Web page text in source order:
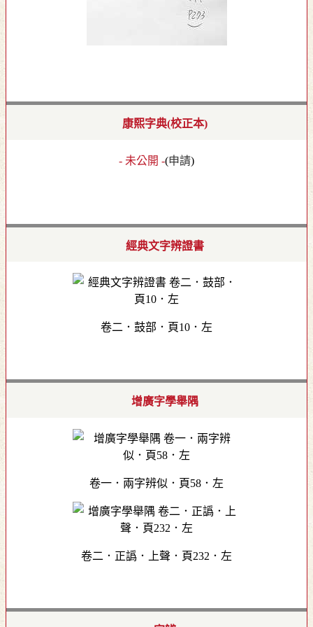
康熙字典(校正本)
- 未公開 -(申請)
經典文字辨證書
卷二．鼓部．頁10．左
增廣字學舉隅
卷一．兩字辨似．頁58．左
卷二．正譌．上聲．頁232．左